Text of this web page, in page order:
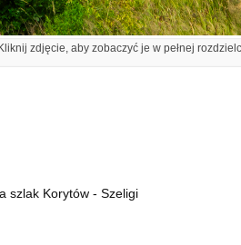
zdjęcie, aby zobaczyć je w pełnej
szlak Korytów - Szeligi